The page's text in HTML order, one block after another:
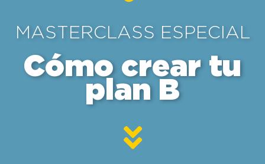
MASTERCLASS ESPECIAL
Cómo crear tu
plan B